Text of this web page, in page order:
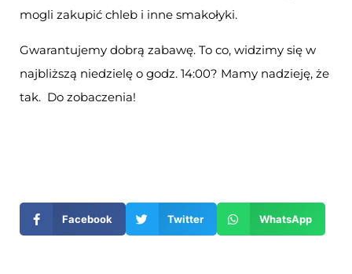
mogli zakupić chleb i inne smakołyki.
Gwarantujemy dobrą zabawę. To co, widzimy się w
najbliższą niedzielę o godz. 14:00? Mamy nadzieję, że
tak. Do zobaczenia!
nowym
oknie
Facebook Twitter WhatsApp